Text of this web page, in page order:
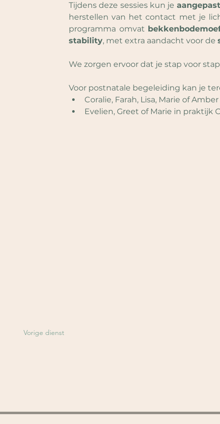
Tijdens deze sessies kun je
herstellen van het contact met je
programma omvat
stability, met extra aandacht voor de
We zorgen ervoor dat je stap voor
Voor postnatale begeleiding kan je
Coralie, Farah, Lisa, Marie of
Evelien, Greet of Marie in praktijk
Vorige dienst